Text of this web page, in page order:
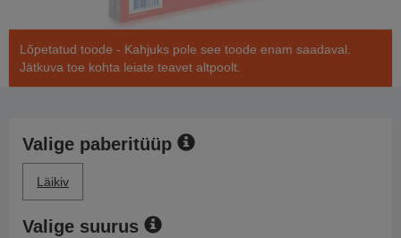
Lõpetatud toode - Kahjuks pole see toode enam saadaval.
Jätkuva toe kohta leiate teavet altpoolt.
Valige paberitüüp
Läikiv
Valige suurus